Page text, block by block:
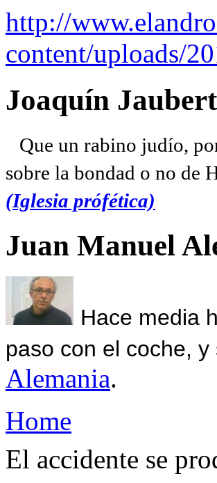
http://
content/uploads/
Joaquín
Que un rabino judío,
sobre la bondad o no de
(Iglesia prófética)
Juan Manuel
Hace media
paso con el coche,
Alemania.
Home
El accidente se